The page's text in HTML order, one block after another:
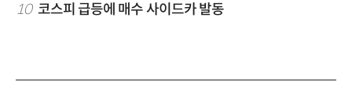
10 코스피 급등에 매수 사이드카 발동